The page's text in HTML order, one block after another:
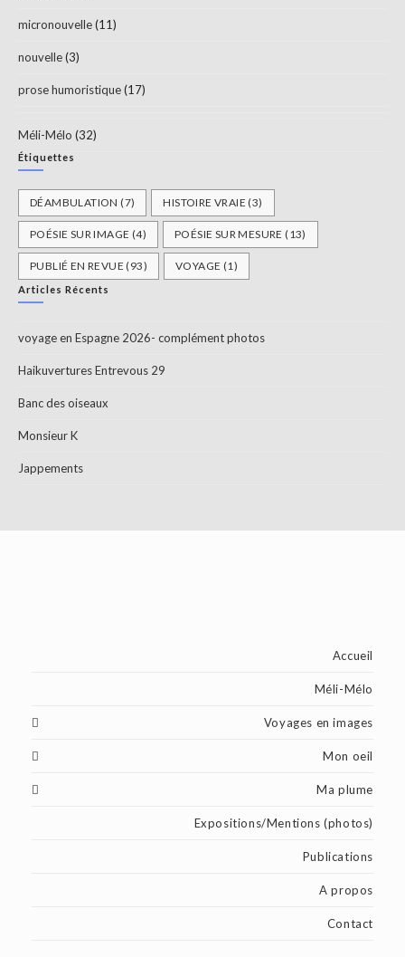
micronouvelle(11)
nouvelle(3)
prose humoristique(17)
Méli-Mélo (32)
Étiquettes
DÉAMBULATION (7) HISTOIRE VRAIE (3)
POÉSIE SUR IMAGE (4) POÉSIE SUR MESURE (13)
PUBLIÉ EN REVUE (93) VOYAGE (1)
Articles Récents
voyage en Espagne 2026- complément photos
Haikuvertures Entrevous 29
Banc des oiseaux
Monsieur K
Jappements
Accueil
Méli-Mélo
Voyages en images
Mon oeil
Ma plume
Expositions/Mentions (photos)
Publications
A propos
Contact